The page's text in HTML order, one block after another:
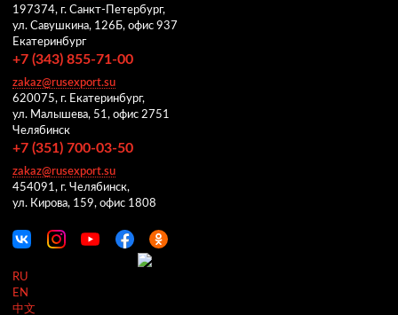
197374, г. Санкт-Петербург,
ул. Савушкина, 126Б, офис 937
Екатеринбург
+7 (343) 855-71-00
zakaz@rusexport.su
620075, г. Екатеринбург,
ул. Малышева, 51, офис 2751
Челябинск
+7 (351) 700-03-50
zakaz@rusexport.su
454091, г. Челябинск,
ул. Кирова, 159, офис 1808
RU
EN
中文